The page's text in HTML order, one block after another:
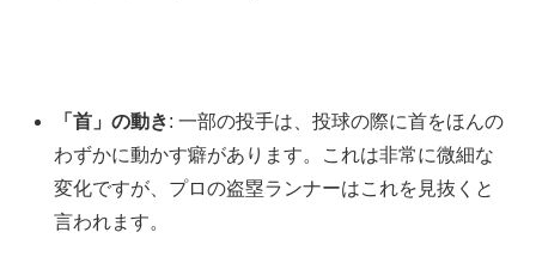
「首」の動き: 一部の投手は、投球の際に首をほんの
わずかに動かす癖があります。これは非常に微細な
変化ですが、プロの盗塁ランナーはこれを見抜くと
言われます。